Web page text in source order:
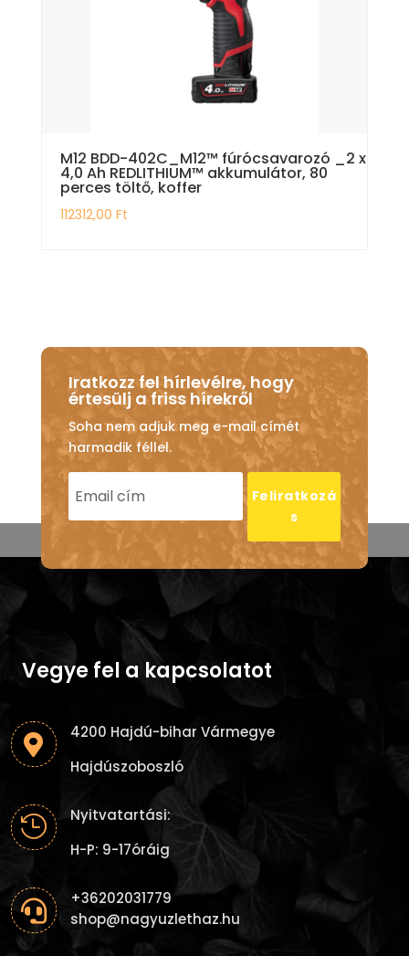
M12 BDD-402C_M12™ fúrócsavarozó _2 x
4,0 Ah REDLITHIUM™ akkumulátor, 80
perces töltő, koffer
112312,00 Ft
Iratkozz fel hírlevélre, hogy
értesülj a friss hírekről
Soha nem adjuk meg e-mail címét
harmadik féllel.
Feliratkozá
s
Vegye fel a kapcsolatot

4200 Hajdú-bihar Vármegye
Hajdúszoboszló

Nyitvatartási:
H-P: 9-17óráig

+36202031779
shop@nagyuzlethaz.hu